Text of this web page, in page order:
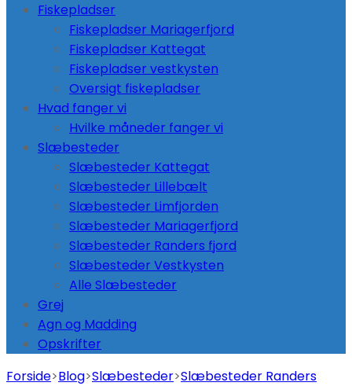
Fiskepladser
Fiskepladser Mariagerfjord
Fiskepladser Kattegat
Fiskepladser vestkysten
Oversigt fiskepladser
Hvad fanger vi
Hvilke måneder fanger vi
Slæbesteder
Slæbesteder Kattegat
Slæbesteder Lillebælt
Slæbesteder Limfjorden
Slæbesteder Mariagerfjord
Slæbesteder Randers fjord
Slæbesteder Vestkysten
Alle Slæbesteder
Grej
Agn og Madding
Opskrifter
Forside>Blog>Slæbesteder>Slæbesteder Randers